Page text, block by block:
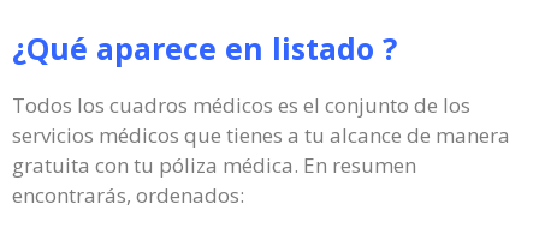
¿Qué aparece en listado ?
Todos los cuadros médicos es el conjunto de los
servicios médicos que tienes a tu alcance de manera
gratuita con tu póliza médica. En resumen
encontrarás, ordenados: